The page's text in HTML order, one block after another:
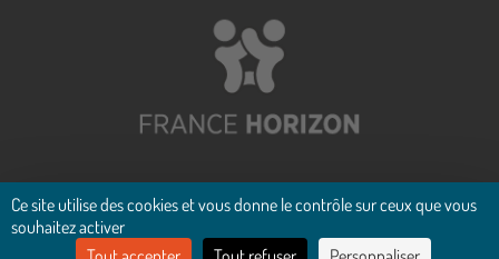
Crédits
Ce site utilise des cookies et vous donne le contrôle sur ceux que vous
souhaitez activer